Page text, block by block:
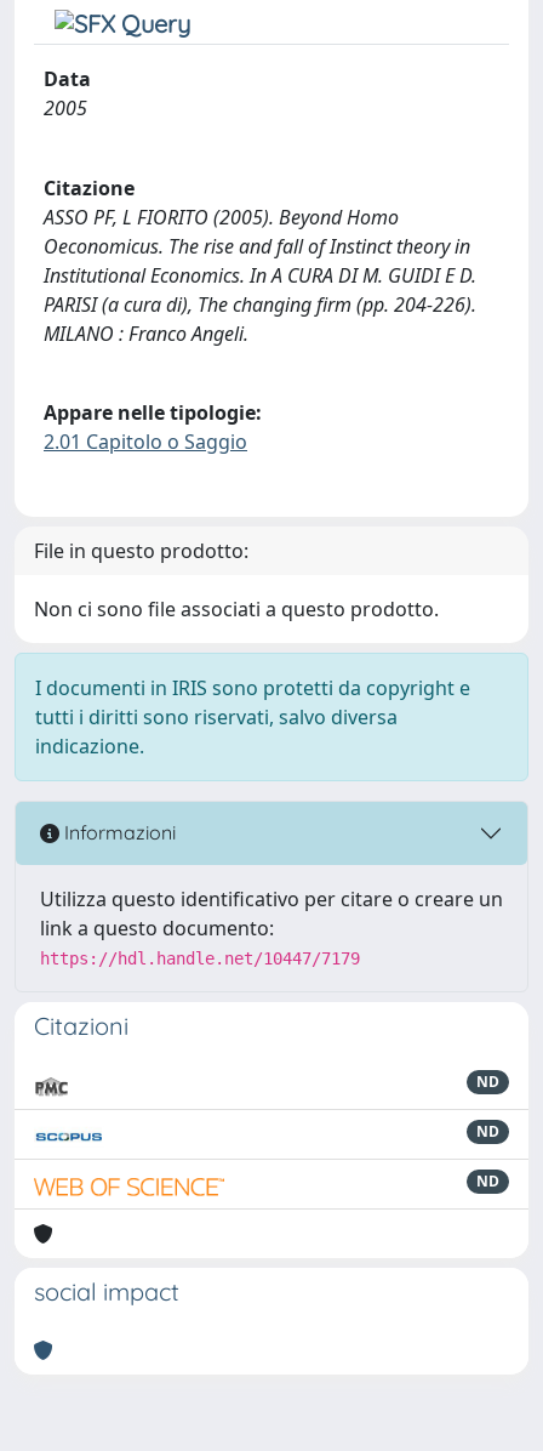
Data
2005
Citazione
ASSO PF, L FIORITO (2005). Beyond Homo
Oeconomicus. The rise and fall of Instinct theory in
Institutional Economics. In A CURA DI M. GUIDI E D.
PARISI (a cura di), The changing firm (pp. 204-226).
MILANO : Franco Angeli.
Appare nelle tipologie:
2.01 Capitolo o Saggio
File in questo prodotto:
Non ci sono file associati a questo prodotto.
I documenti in IRIS sono protetti da copyright e
tutti i diritti sono riservati, salvo diversa
indicazione.
Informazioni
Utilizza questo identificativo per citare o creare un
link a questo documento:
https://hdl.handle.net/10447/7179
Citazioni
ND
ND
ND
social impact